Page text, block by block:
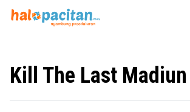
Home
Kill The Last Madiun